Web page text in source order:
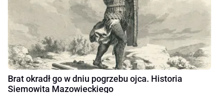
Brat okradł go w dniu pogrzebu ojca. Historia
Siemowita Mazowieckiego